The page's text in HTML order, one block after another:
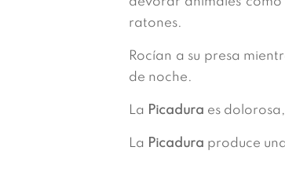
ratones.
Rocían a su presa
de noche.
La Picadura es
La Picadura produce